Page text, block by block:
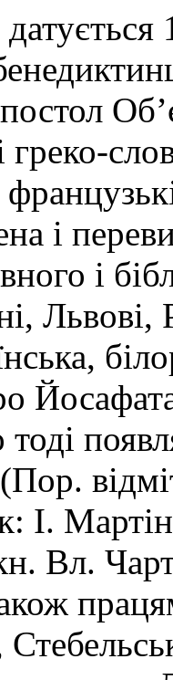
і
і
Львові,
І.
Вл.